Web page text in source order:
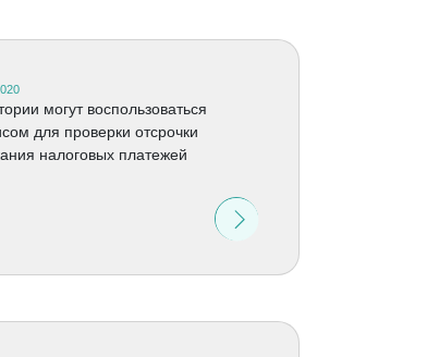
могут воспользоваться
для проверки отсрочки
налоговых платежей